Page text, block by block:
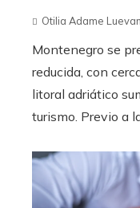
Otilia Adame
Montenegro se
reducida, con
litoral adriático
turismo. Previo a